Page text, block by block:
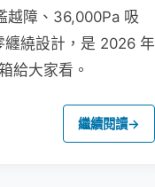
越障、36,000Pa 吸
纏繞設計，是 2026 年
給大家看。
繼續閱讀→